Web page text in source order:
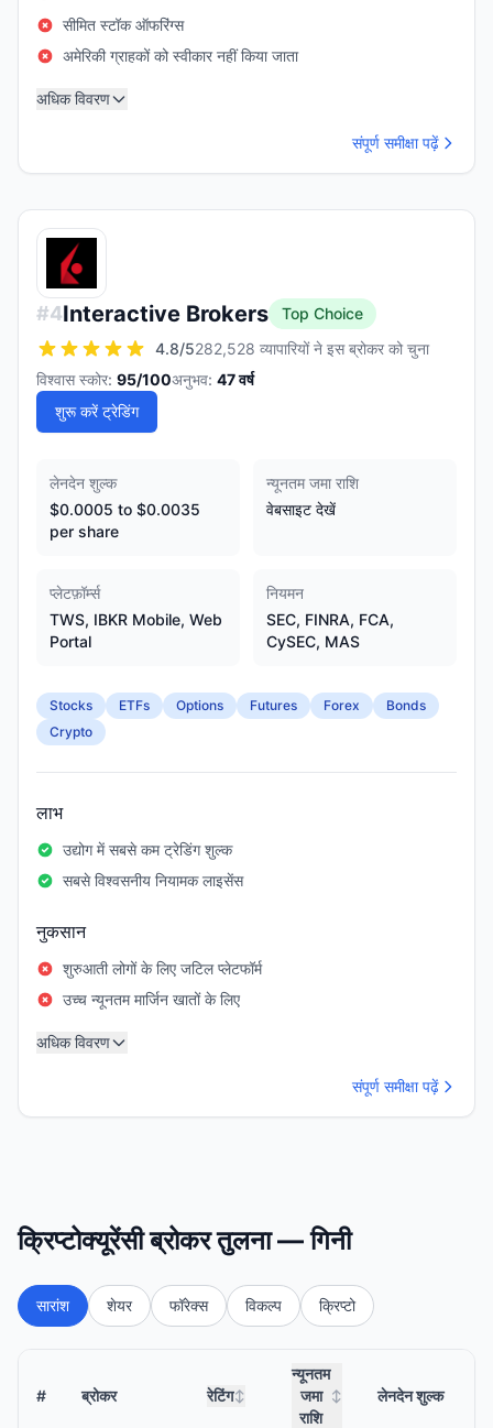
सीमित स्टॉक ऑफरिंग्स
अमेरिकी ग्राहकों को स्वीकार नहीं किया जाता
अधिक विवरण
संपूर्ण समीक्षा पढ़ें
#4Interactive Brokers
Top Choice
4.8/5282,528 व्यापारियों ने इस ब्रोकर को चुना
विश्वास स्कोर: 95/100अनुभव: 47वर्ष
शुरू करें ट्रेडिंग
लेनदेन शुल्क
$0.0005 to $0.0035
per share
न्यूनतम जमा राशि
वेबसाइट देखें
प्लेटफ़ॉर्म्स
TWS, IBKR Mobile, Web
Portal
नियमन
SEC, FINRA, FCA,
CySEC, MAS
Stocks ETFs Options Futures Forex
Bonds
Crypto
लाभ
उद्योग में सबसे कम ट्रेडिंग शुल्क
सबसे विश्वसनीय नियामक लाइसेंस
नुकसान
शुरुआती लोगों के लिए जटिल प्लेटफॉर्म
उच्च न्यूनतम मार्जिन खातों के लिए
अधिक विवरण
संपूर्ण समीक्षा पढ़ें
क्रिप्टोक्यूरेंसी ब्रोकर तुलना — गिनी
सारांश शेयर फॉरेक्स विकल्प क्रिप्टो
# ब्रोकर रेटिंग↕
न्यूनतम
जमा
राशि
↕ लेनदेन शुल्क